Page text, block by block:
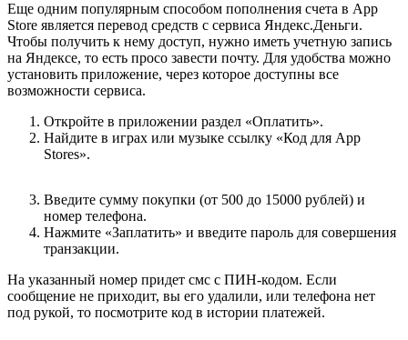
Еще одним популярным способом пополнения счета в App
Store является перевод средств с сервиса Яндекс.Деньги.
Чтобы получить к нему доступ, нужно иметь учетную запись
на Яндексе, то есть просо завести почту. Для удобства можно
установить приложение, через которое доступны все
возможности сервиса.
Откройте в приложении раздел «Оплатить».
Найдите в играх или музыке ссылку «Код для App
Stores».
Введите сумму покупки (от 500 до 15000 рублей) и
номер телефона.
Нажмите «Заплатить» и введите пароль для совершения
транзакции.
На указанный номер придет смс с ПИН-кодом. Если
сообщение не приходит, вы его удалили, или телефона нет
под рукой, то посмотрите код в истории платежей.